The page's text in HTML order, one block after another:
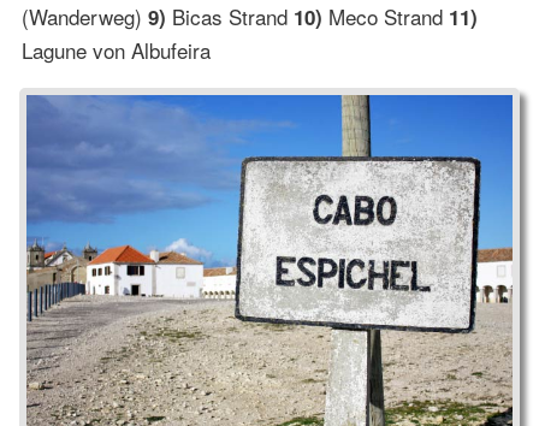
(Wanderweg) 9) Bicas Strand 10) Meco Strand 11)
Lagune von Albufeira